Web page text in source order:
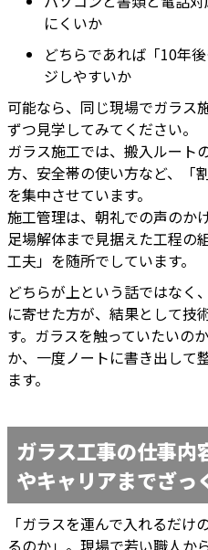
にくいか
どちらであれば「10年
ジしやすいか
可能なら、同じ現場でガラス
ずつ見学してみてください。
ガラス施工では、搬入ルート
方、安全帯の使い方など、「
を集中させています。
施工管理は、朝礼での声のか
足場解体まで見据えた工程の
工夫」を随所でしています。
どちらが上という話ではなく
に寄せた方が、結果として技
す。ガラスを触っていたいの
か、一度ノートに書き出して
ます。
ガラス工事の仕事内
やキャリアまでざっ
「ガラスを運んで入れるだ